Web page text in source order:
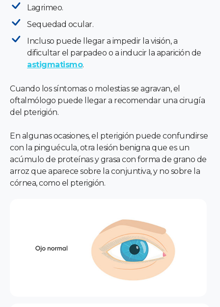
Lagrimeo.
Sequedad ocular.
Incluso puede llegar a impedir la visión, a
dificultar el parpadeo o a inducir la aparición de
astigmatismo.
Cuando los síntomas o molestias se agravan, el
oftalmólogo puede llegar a recomendar una cirugía
del pterigión.
En algunas ocasiones, el pterigión puede confundirse
con la pinguécula, otra lesión benigna que es un
acúmulo de proteínas y grasa con forma de grano de
arroz que aparece sobre la conjuntiva, y no sobre la
córnea, como el pterigión.